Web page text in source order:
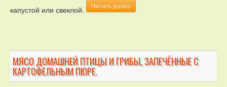
капустой или свеклой.
Читать далее
МЯСО ДОМАШНЕЙ ПТИЦЫ И ГРИБЫ, ЗАПЕЧЁННЫЕ С
КАРТОФЕЛЬНЫМ ПЮРЕ.